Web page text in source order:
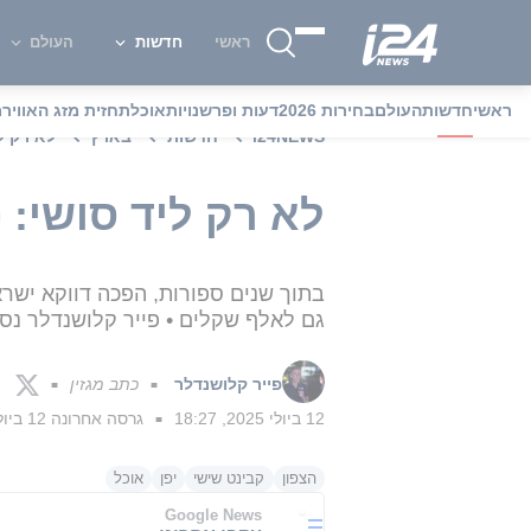
ראשי חדשות העולם
ראשיחדשותהעולםבחירות 2026 דעות ופרשנויותאוכלתחזית מזג האוויר
i24NEWS
חדשות בארץ לא רק
לא רק ליד
בתוך שנים ספורות, הפכה דווקא
גם לאלף שקלים • פייר קלושנדלר
פייר קלושנדלר ■ כתב מגזין ■
12 ביולי 2025, 18:27
■ גרסה אחרונה 12 ביולי 2025, 18:31
הצפון קבינט שישי יפן אוכל
Google News